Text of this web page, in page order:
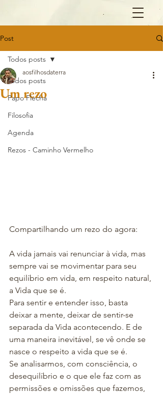
Post
Todos posts
Papo Flecha
Filosofia
Agenda
Rezos - Caminho Vermelho
Todos posts
Um rezo
aosfilhosdaterra
Compartilhando um rezo do agora:
A vida jamais vai renunciar à vida, mas
sempre vai se movimentar para seu
equilíbrio em vida, em respeito natural,
a Vida que se é.
Para sentir e entender isso, basta
deixar a mente, deixar de sentir-se
separada da Vida acontecendo. E de
uma maneira inevitável, se vê onde se
nasce o respeito a vida que se é.
Se analisarmos, com consciência, o
desequilíbrio e o que ele faz com as
permissões e omissões que fazemos,